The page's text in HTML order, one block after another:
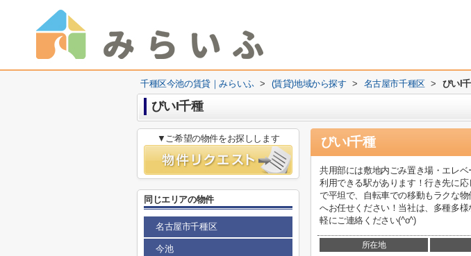
千種区今池の賃貸｜みらいふ > (賃貸)地域から探す > 名古屋市千種区 > びいI
びいI千種
びいI千種
共用部には敷地内ごみ置き場・エレ
利用できる駅があります！行き先に
で平坦で、自転車での移動もラクな
へお任せください！当社は、多種多
軽にご連絡ください(^o^)
所在地
▼ご希望の物件をお探しします
同じエリアの物件
名古屋市千種区
今池